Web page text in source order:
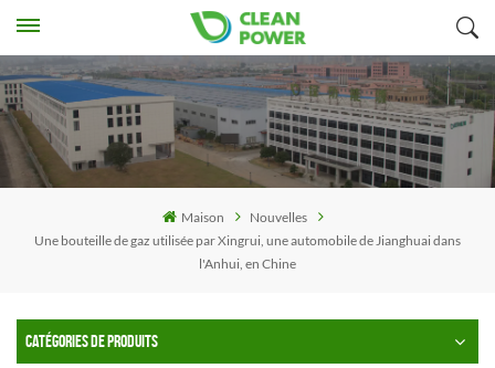
Maison
Nouvelles
Une bouteille de gaz utilisée par Xingrui, une automobile de Jianghuai dans
l'Anhui, en Chine
CATÉGORIES DE PRODUITS